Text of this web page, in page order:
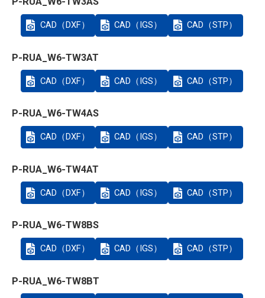
CAD（DXF） CAD（IGS） CAD（STP）
P-RUA_W6-TW3AT
CAD（DXF） CAD（IGS） CAD（STP）
P-RUA_W6-TW4AS
CAD（DXF） CAD（IGS） CAD（STP）
P-RUA_W6-TW4AT
CAD（DXF） CAD（IGS） CAD（STP）
P-RUA_W6-TW8BS
CAD（DXF） CAD（IGS） CAD（STP）
P-RUA_W6-TW8BT